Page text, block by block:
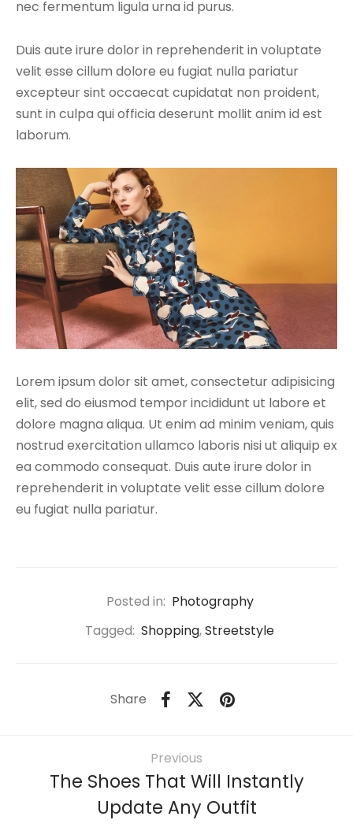
nec fermentum ligula urna id purus.
Duis aute irure dolor in reprehenderit in voluptate
velit esse cillum dolore eu fugiat nulla pariatur
excepteur sint occaecat cupidatat non proident,
sunt in culpa qui officia deserunt mollit anim id est
laborum.
Lorem ipsum dolor sit amet, consectetur adipisicing
elit, sed do eiusmod tempor incididunt ut labore et
dolore magna aliqua. Ut enim ad minim veniam, quis
nostrud exercitation ullamco laboris nisi ut aliquip ex
ea commodo consequat. Duis aute irure dolor in
reprehenderit in voluptate velit esse cillum dolore
eu fugiat nulla pariatur.
Posted in: Photography
Tagged: Shopping,Streetstyle
Share
Previous
The Shoes That Will Instantly
Update Any Outfit